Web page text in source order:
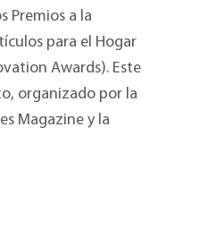
Premios a la
para el Hogar
Awards). Este
organizado por la
Magazine y la